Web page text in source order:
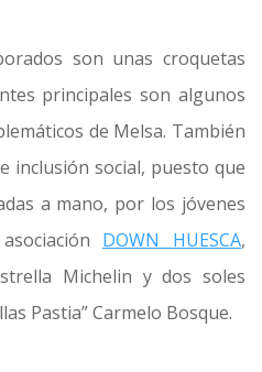
son unas croquetas
principales son algunos
de Melsa. También
inclusión social, puesto que
a mano, por los jóvenes
DOWN HUESCA,
Michelin y dos soles
Pastia” Carmelo Bosque.